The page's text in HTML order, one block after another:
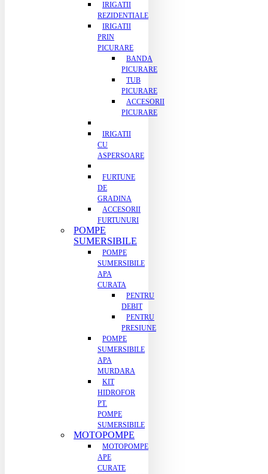
IRIGATII
REZIDENTIALE
IRIGATII
PRIN
PICURARE
BANDA
PICURARE
TUB
PICURARE
ACCESORII
PICURARE
IRIGATII
CU
ASPERSOARE
FURTUNE
DE
GRADINA
ACCESORII
FURTUNURI
POMPE
SUMERSIBILE
POMPE
SUMERSIBILE
APA
CURATA
PENTRU
DEBIT
PENTRU
PRESIUNE
POMPE
SUMERSIBILE
APA
MURDARA
KIT
HIDROFOR
PT.
POMPE
SUMERSIBILE
MOTOPOMPE
MOTOPOMPE
APE
CURATE